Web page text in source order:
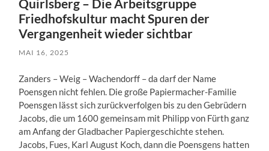
Quirlsberg – Die Arbeitsgruppe
Friedhofskultur macht Spuren der
Vergangenheit wieder sichtbar
MAI 16, 2025
Zanders – Weig – Wachendorff – da darf der Name
Poensgen nicht fehlen. Die große Papiermacher-Familie
Poensgen lässt sich zurückverfolgen bis zu den Gebrüdern
Jacobs, die um 1600 gemeinsam mit Philipp von Fürth ganz
am Anfang der Gladbacher Papiergeschichte stehen.
Jacobs, Fues, Karl August Koch, dann die Poensgens hatten